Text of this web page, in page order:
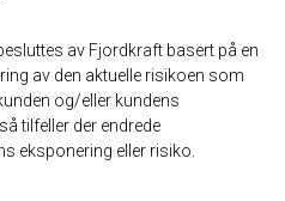
av Fjordkraft basert på en
av den aktuelle risikoen som
og/eller kundens
tilfeller der endrede
eksponering eller risiko.